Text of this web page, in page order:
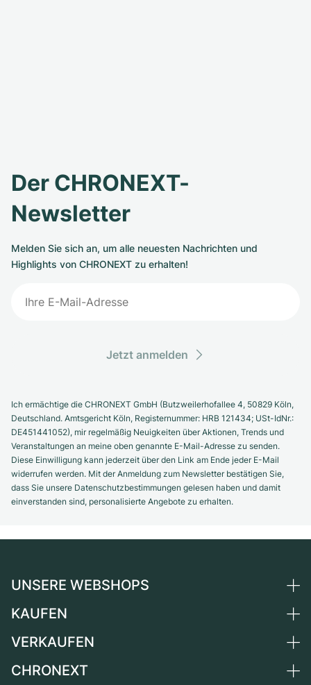
Der CHRONEXT-
Newsletter
Melden Sie sich an, um alle neuesten Nachrichten und
Highlights von CHRONEXT zu erhalten!
Jetzt anmelden
Ich ermächtige die CHRONEXT GmbH (Butzweilerhofallee 4, 50829 Köln,
Deutschland. Amtsgericht Köln, Registernummer: HRB 121434; USt-IdNr.:
DE451441052), mir regelmäßig Neuigkeiten über Aktionen, Trends und
Veranstaltungen an meine oben genannte E-Mail-Adresse zu senden.
Diese Einwilligung kann jederzeit über den Link am Ende jeder E-Mail
widerrufen werden. Mit der Anmeldung zum Newsletter bestätigen Sie,
dass Sie unsere Datenschutzbestimmungen gelesen haben und damit
einverstanden sind, personalisierte Angebote zu erhalten.
UNSERE WEBSHOPS
Deutschland
Schweiz
KAUFEN
Alle Luxusuhren
VERKAUFEN
Uhr verkaufen
CHRONEXT